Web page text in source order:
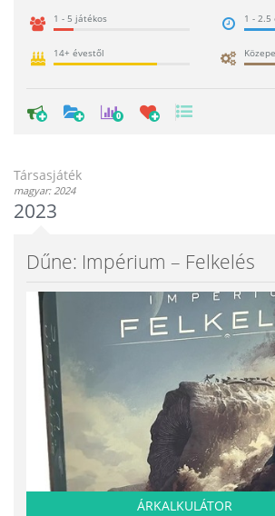
1 - 5 játékos 1 - 2.5
14+ évestől
0
Társasjáték
magyar: 2024
2023
Dűne: Impérium – Felkelés
ÁRKALKULÁTOR